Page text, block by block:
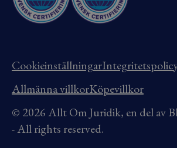
Cookieinställningar
Allmänna villkorKöpevillkor
© 2026 Allt Om Juridik, en del av
- All rights reserved.